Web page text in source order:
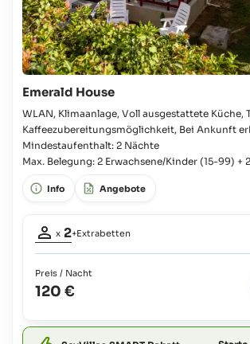
Emerald House
WLAN, Klimaanlage, Voll ausgestattete Küche, Tee- und
Kaffeezubereitungsmöglichkeit, Bei Ankunft erhalten Sie ein
Starterpaket, Waschmaschine, Dusche, Föhn, TV, Veranda
Schlafzimmer, Doppelbett, Badezimmer en suite, WC,
Kühlschrank, Besteck und Geschirr, Kochplatte, Mikrowelle,
Wasserkocher, Gartenblick,
Mindestaufenthalt: 2 Nächte
Max. Belegung: 2 Erwachsene/Kinder (15-99) + 2
Jugendliche (15-17)
Info Angebote
Belegung
Extrabetten
möglich:
bis
x 2+Extrabetten
Preis / Nacht
120 €